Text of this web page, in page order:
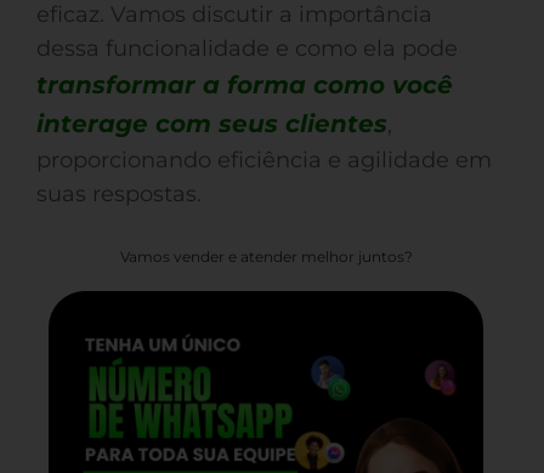
eficaz. Vamos discutir a importância
dessa funcionalidade e como ela pode
transformar a forma como você
interage com seus clientes,
proporcionando eficiência e agilidade em
suas respostas.
Vamos vender e atender melhor juntos?